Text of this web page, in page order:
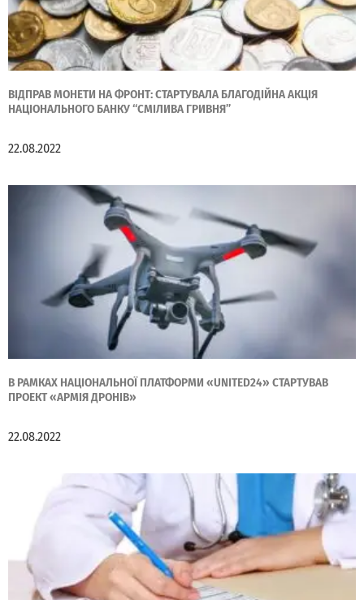
ВІДПРАВ МОНЕТИ НА ФРОНТ: СТАРТУВАЛА БЛАГОДІЙНА АКЦІЯ
НАЦІОНАЛЬНОГО БАНКУ “СМІЛИВА ГРИВНЯ”
22.08.2022
В РАМКАХ НАЦІОНАЛЬНОЇ ПЛАТФОРМИ «UNITED24» СТАРТУВАВ
ПРОЕКТ «АРМІЯ ДРОНІВ»
22.08.2022